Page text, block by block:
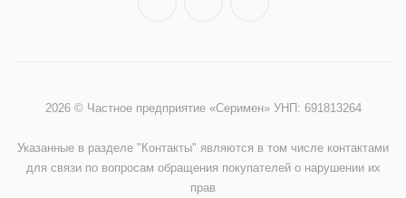
2026 © Частное предприятие «Серимен» УНП: 691813264
Указанные в разделе "Контакты" являются в том числе контактами
для связи по вопросам обращения покупателей о нарушении их
прав